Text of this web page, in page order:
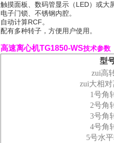
触摸面板、数码管显示（LED）或大
电子门锁、不锈钢内腔。
自动计算RCF。
配有多种转子，方便用户使用。
高速离心机TG1850-WS技术参数
型
zui高
zui大相对
1号角
2号角
3号角
4号角
5号水